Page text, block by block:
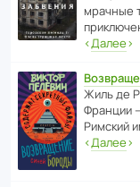
мрачные
‹Далее›
Жиль де
Франции
Римский
‹Далее›